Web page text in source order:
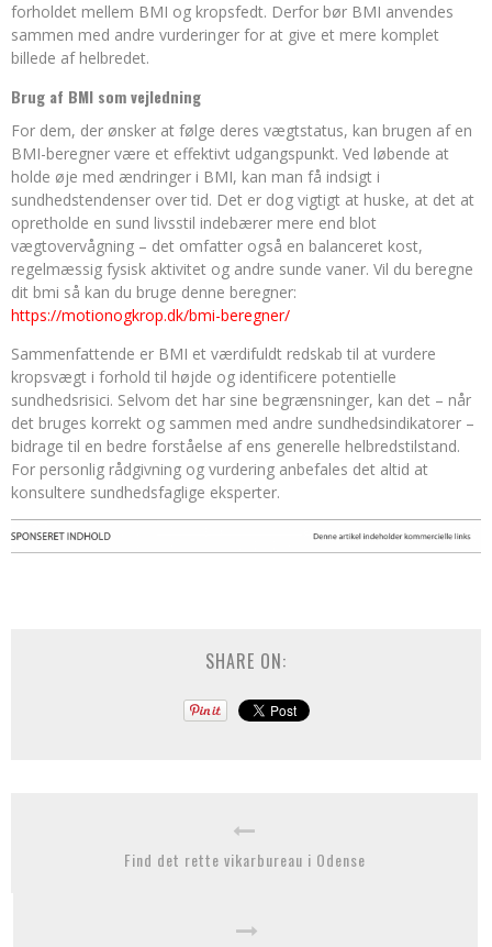
forholdet mellem BMI og kropsfedt. Derfor bør BMI anvendes
sammen med andre vurderinger for at give et mere komplet
billede af helbredet.
Brug af BMI som vejledning
For dem, der ønsker at følge deres vægtstatus, kan brugen af en
BMI-beregner være et effektivt udgangspunkt. Ved løbende at
holde øje med ændringer i BMI, kan man få indsigt i
sundhedstendenser over tid. Det er dog vigtigt at huske, at det at
opretholde en sund livsstil indebærer mere end blot
vægtovervågning – det omfatter også en balanceret kost,
regelmæssig fysisk aktivitet og andre sunde vaner. Vil du beregne
dit bmi så kan du bruge denne beregner:
https://motionogkrop.dk/bmi-beregner/
Sammenfattende er BMI et værdifuldt redskab til at vurdere
kropsvægt i forhold til højde og identificere potentielle
sundhedsrisici. Selvom det har sine begrænsninger, kan det – når
det bruges korrekt og sammen med andre sundhedsindikatorer –
bidrage til en bedre forståelse af ens generelle helbredstilstand.
For personlig rådgivning og vurdering anbefales det altid at
konsultere sundhedsfaglige eksperter.
SHARE ON:
Find det rette vikarbureau i Odense